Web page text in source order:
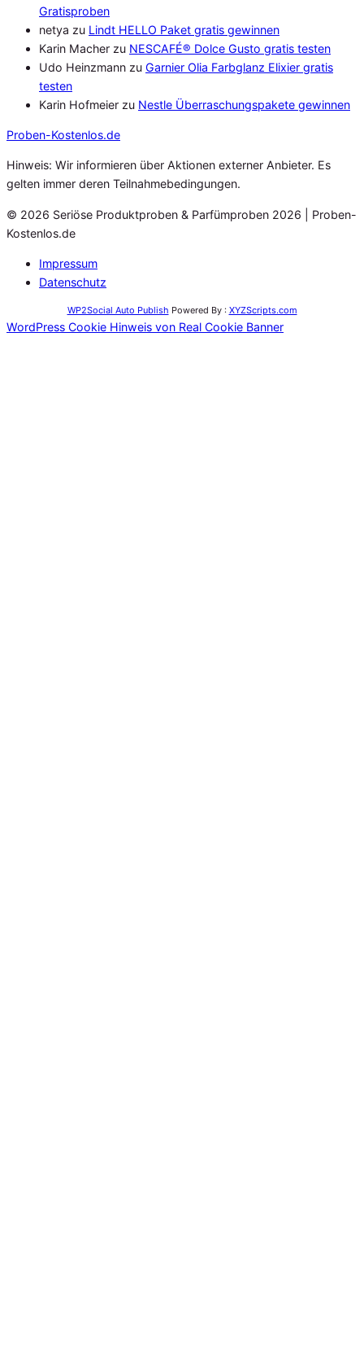
Gratisproben
netya zu Lindt HELLO Paket gratis gewinnen
Karin Macher zu NESCAFÉ® Dolce Gusto gratis testen
Udo Heinzmann zu Garnier Olia Farbglanz Elixier gratis
testen
Karin Hofmeier zu Nestle Überraschungspakete gewinnen
Proben-Kostenlos.de
Hinweis: Wir informieren über Aktionen externer Anbieter. Es
gelten immer deren Teilnahmebedingungen.
© 2026 Seriöse Produktproben & Parfümproben 2026 | Proben-
Kostenlos.de
Impressum
Datenschutz
WP2Social Auto Publish Powered By : XYZScripts.com
WordPress Cookie Hinweis von Real Cookie Banner